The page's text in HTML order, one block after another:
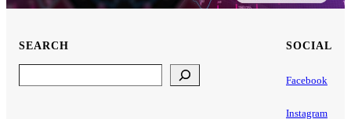
SEARCH SOCIAL
Facebook
Instagram